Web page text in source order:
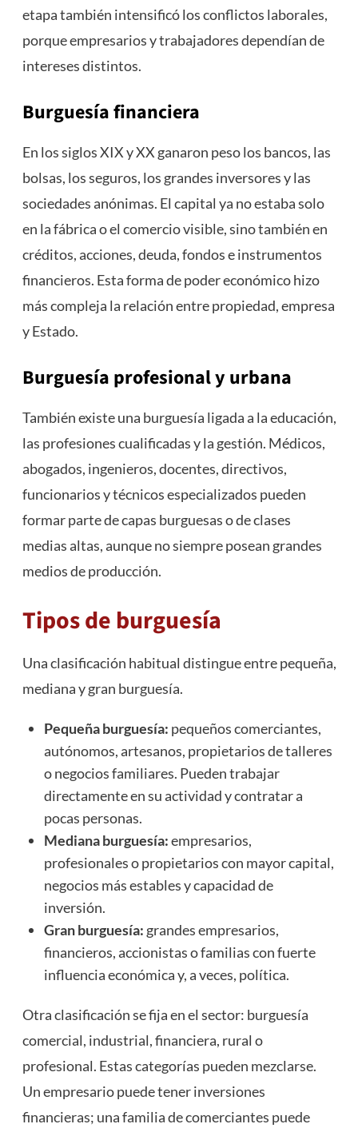
etapa también intensificó los conflictos laborales,
porque empresarios y trabajadores dependían de
intereses distintos.
Burguesía financiera
En los siglos XIX y XX ganaron peso los bancos, las
bolsas, los seguros, los grandes inversores y las
sociedades anónimas. El capital ya no estaba solo
en la fábrica o el comercio visible, sino también en
créditos, acciones, deuda, fondos e instrumentos
financieros. Esta forma de poder económico hizo
más compleja la relación entre propiedad, empresa
y Estado.
Burguesía profesional y urbana
También existe una burguesía ligada a la educación,
las profesiones cualificadas y la gestión. Médicos,
abogados, ingenieros, docentes, directivos,
funcionarios y técnicos especializados pueden
formar parte de capas burguesas o de clases
medias altas, aunque no siempre posean grandes
medios de producción.
Tipos de burguesía
Una clasificación habitual distingue entre pequeña,
mediana y gran burguesía.
Pequeña burguesía: pequeños comerciantes,
autónomos, artesanos, propietarios de talleres
o negocios familiares. Pueden trabajar
directamente en su actividad y contratar a
pocas personas.
Mediana burguesía:empresarios,
profesionales o propietarios con mayor capital,
negocios más estables y capacidad de
inversión.
Gran burguesía: grandes empresarios,
financieros, accionistas o familias con fuerte
influencia económica y, a veces, política.
Otra clasificación se fija en el sector: burguesía
comercial, industrial, financiera, rural o
profesional. Estas categorías pueden mezclarse.
Un empresario puede tener inversiones
financieras; una familia de comerciantes puede